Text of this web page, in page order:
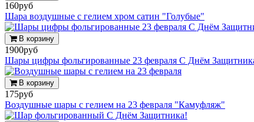
160руб
Шара воздушные с гелием хром сатин "Голубые"
В корзину
1900руб
Шары цифры фольгированные 23 февраля С Днём
В корзину
175руб
Воздушные шары с гелием на 23 февраля "Камуфляж"